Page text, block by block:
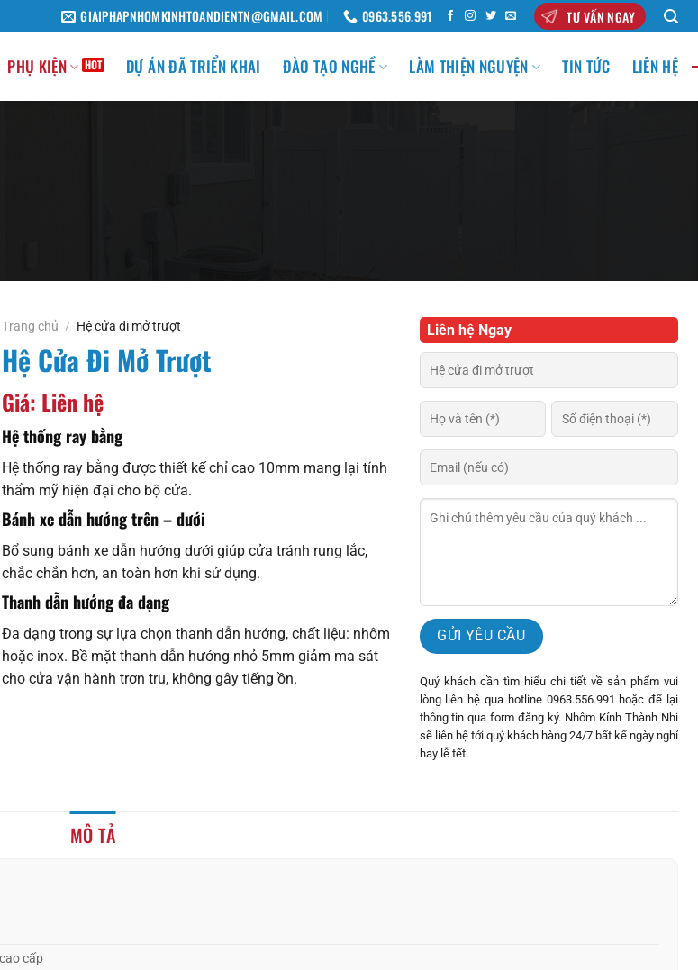
GIAIPHAPNHOMKINHTOANDIENTN@GMAIL.COM 0963.556.991 TƯ VẤN NGAY
PHỤ KIỆN DỰ ÁN ĐÃ TRIỂN KHAI ĐÀO TẠO NGHỀ LÀM THIỆN NGUYỆN TIN TỨC LIÊN HỆ
Trang chủ / Hệ cửa đi mở trượt
Hệ Cửa Đi Mở Trượt
Giá: Liên hệ
Hệ thống ray bằng
Hệ thống ray bằng được thiết kế chỉ cao 10mm mang lại tính
thẩm mỹ hiện đại cho bộ cửa.
Bánh xe dẫn hướng trên – dưới
Bổ sung bánh xe dẫn hướng dưới giúp cửa tránh rung lắc,
chắc chắn hơn, an toàn hơn khi sử dụng.
Thanh dẫn hướng đa dạng
Đa dạng trong sự lựa chọn thanh dẫn hướng, chất liệu: nhôm
hoặc inox. Bề mặt thanh dẫn hướng nhỏ 5mm giảm ma sát
cho cửa vận hành trơn tru, không gây tiếng ồn.
Liên hệ Ngay
Quý khách cần tìm hiểu chi tiết về sản phẩm vui
lòng liên hệ qua hotline 0963.556.991 hoặc để lại
thông tin qua form đăng ký. Nhôm Kính Thành Nhi
sẽ liên hệ tới quý khách hàng 24/7 bất kể ngày nghỉ
hay lễ tết.
MÔ TẢ
cấp